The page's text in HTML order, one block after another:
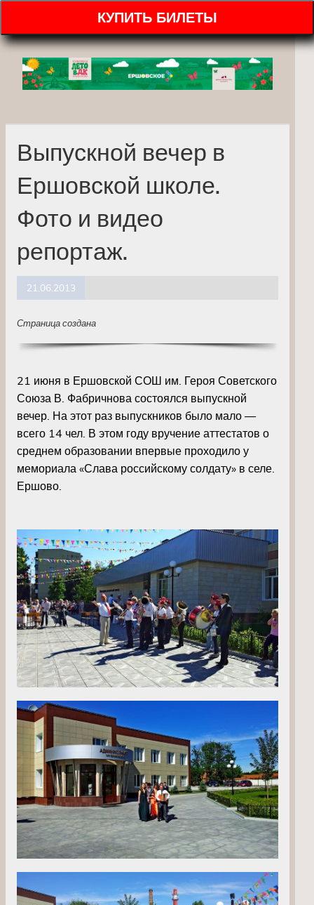
КУПИТЬ БИЛЕТЫ
Выпускной вечер в
Ершовской школе.
Фото и видео
репортаж.
21.06.2013
Страница создана
21 июня в Ершовской СОШ им. Героя Советского
Союза В. Фабричнова состоялся выпускной
вечер. На этот раз выпускников было мало —
всего 14 чел. В этом году вручение аттестатов о
среднем образовании впервые проходило у
мемориала «Слава российскому солдату» в селе.
Ершово.